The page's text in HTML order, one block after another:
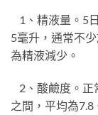
1、精液量。5
5毫升，通常不
為精液減少。
2、酸鹼度。正
之間，平均為7.8